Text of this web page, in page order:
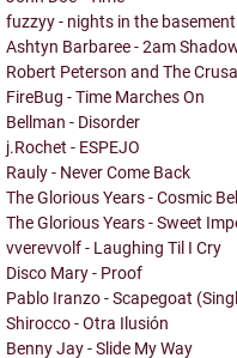
fuzzyy - nights in the
Ashtyn Barbaree - 2am
Robert Peterson and The
FireBug - Time Marches On
Bellman - Disorder
j.Rochet - ESPEJO
Rauly - Never Come Back
The Glorious Years - Cosmic
The Glorious Years - Sweet
vverevvolf - Laughing Til I Cry
Disco Mary - Proof
Pablo Iranzo - Scapegoat
Shirocco - Otra Ilusión
Benny Jay - Slide My Way